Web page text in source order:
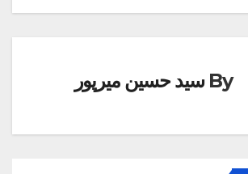
By سید حسین میرپور